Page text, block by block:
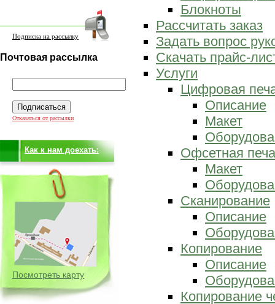
Подписка на рассылку
Почтовая рассылка
Отказаться от рассылки
Как к нам доехать:
Посмотреть карту
Блокноты
Рассчитать заказ
Задать вопрос
Скачать прайс-
Услуги
Цифровая
Описание
Макет
Офсетная
Макет
Сканирование
Описание
Копирование
Описание
Копирование